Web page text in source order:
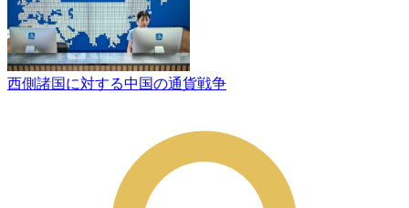
西側諸国に対する中国の通貨戦争